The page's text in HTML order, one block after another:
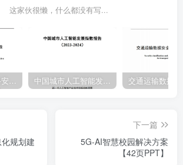
这家伙很懒，什么都没有写...
规划建
下一篇
5G-AI智慧校园解决方案
【42页PPT】